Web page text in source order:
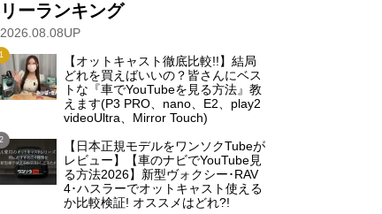
リーランキング
2026.08.08UP
【オットキャスト徹底比較!!】結局
どれを買えばいいの？皆さんにベス
トな『車でYouTubeを見る方法』教
えます(P3 PRO、nano、E2、play2
videoUltra、Mirror Touch)
【日本正規モデルをワンソクTubeが
レビュー】【車のナビでYouTube見
る方法2026】新型ヴォクシー･RAV
4･ハスラーでオットキャスト使える
か比較検証! オススメはどれ?!